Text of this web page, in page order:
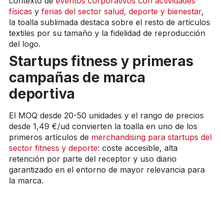
físicas y ferias del sector salud, deporte y bienestar,
la toalla sublimada destaca sobre el resto de artículos
textiles por su tamaño y la fidelidad de reproducción
del logo.
Startups fitness y primeras
campañas de marca
deportiva
El MOQ desde 20-50 unidades y el rango de precios
desde 1,49 €/ud convierten la toalla en uno de los
primeros artículos de merchandising para startups del
sector fitness y deporte: coste accesible, alta
retención por parte del receptor y uso diario
garantizado en el entorno de mayor relevancia para
la marca.